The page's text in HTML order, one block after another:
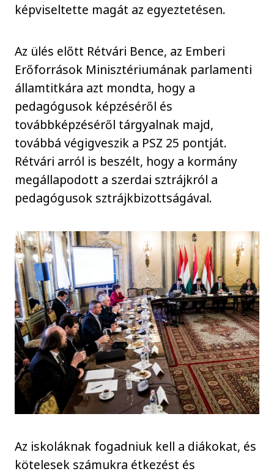
képviseltette magát az egyeztetésen.
Az ülés előtt Rétvári Bence, az Emberi
Erőforrások Minisztériumának parlamenti
államtitkára azt mondta, hogy a
pedagógusok képzéséről és
továbbképzéséről tárgyalnak majd,
továbbá végigveszik a PSZ 25 pontját.
Rétvári arról is beszélt, hogy a kormány
megállapodott a szerdai sztrájkról a
pedagógusok sztrájkbizottságával.
Az iskoláknak fogadniuk kell a diákokat, és
kötelesek számukra étkezést és